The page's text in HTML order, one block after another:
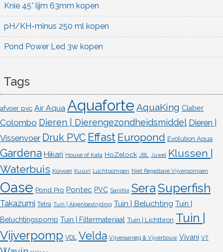
Knie 45° lijm 63mm kopen
pH/KH-minus 250 ml kopen
Pond Power Led 3w kopen
Tags
afvoer pvc Air Aqua Aquaforte AquaKing Claber
Colombo Dieren | Dierengezondheidsmiddel Dieren |
Vissenvoer Druk PVC Effast Europond Evolution Aqua
Gardena Hikari House of Kata HoZelock JBL Juwel Klussen |
Waterbuis Koivoer Kusuri Luchtpompen Niet Regelbare Vijverpompen
Oase Pond Pro Pontec PVC SaniKoi SeraSuperfish
Takazumi Tetra Tuin | Algenbestrijding Tuin | Beluchting Tuin |
Beluchtingspomp Tuin | Filtermateriaal Tuin | Lichtbron Tuin |
Vijverpomp VDL Velda Vijveraanleg & Vijverbouw Vivani VT